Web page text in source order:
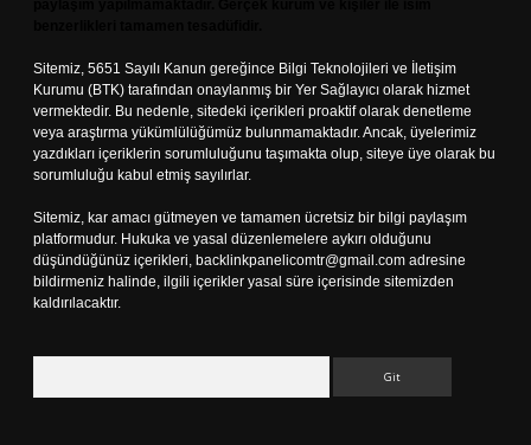
Sitemiz, 5651 Sayılı Kanun gereğince Bilgi Teknolojileri ve İletişim
Kurumu (BTK) tarafından onaylanmış bir Yer Sağlayıcı olarak hizmet
vermektedir. Bu nedenle, sitedeki içerikleri proaktif olarak denetleme
veya araştırma yükümlülüğümüz bulunmamaktadır. Ancak, üyelerimiz
yazdıkları içeriklerin sorumluluğunu taşımakta olup, siteye üye olarak bu
sorumluluğu kabul etmiş sayılırlar.
Sitemiz, kar amacı gütmeyen ve tamamen ücretsiz bir bilgi paylaşım
platformudur. Hukuka ve yasal düzenlemelere aykırı olduğunu
düşündüğünüz içerikleri, backlinkpanelicomtr@gmail.com adresine
bildirmeniz halinde, ilgili içerikler yasal süre içerisinde sitemizden
kaldırılacaktır.